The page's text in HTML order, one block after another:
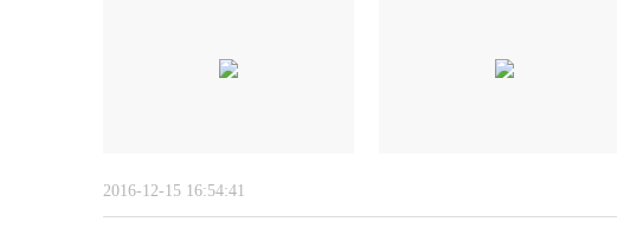
2016-12-15 16:54:41